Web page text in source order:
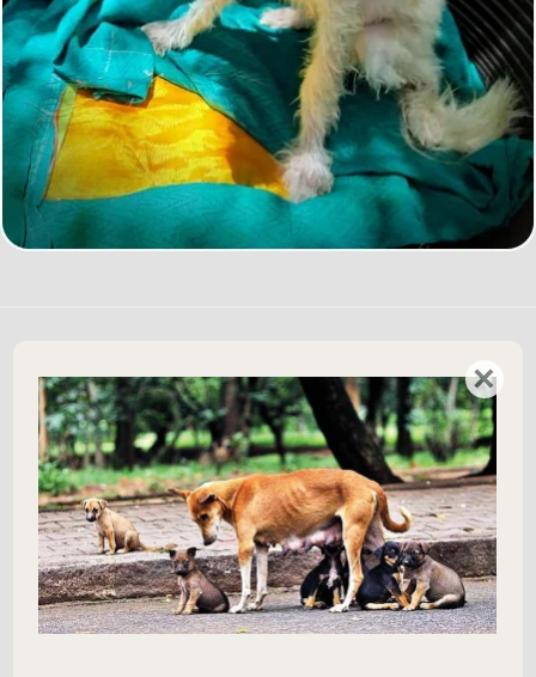
Geef een reactie
Je e-mailadres wordt niet gepubliceerd. Vereiste velden zijn gemarkeerd met*
Reactie*
×